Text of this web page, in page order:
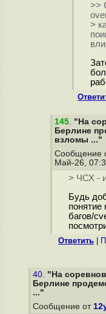
>>
>
145. "На
Берлине
взломы ..."
Сообщение
Май-26,
> ЧСХ -
Будь
понятие
багов/
Ответить
40. "На
Берлине
..."
Сообщение от